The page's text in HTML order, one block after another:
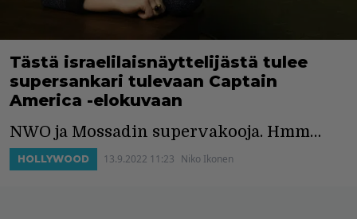
Tästä israelilaisnäyttelijästä tulee
supersankari tulevaan Captain
America -elokuvaan
NWO ja Mossadin supervakooja. Hmm…
HOLLYWOOD 13.9.2022 11:23 Niko Ikonen